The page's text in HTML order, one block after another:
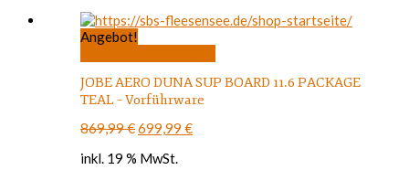
Angebot!
JOBE AERO DUNA SUP BOARD 11.6 PACKAGE
TEAL – Vorführware
869,99€Ursprünglicher
war:
699,99 €Aktueller
inkl. 19 % MwSt.